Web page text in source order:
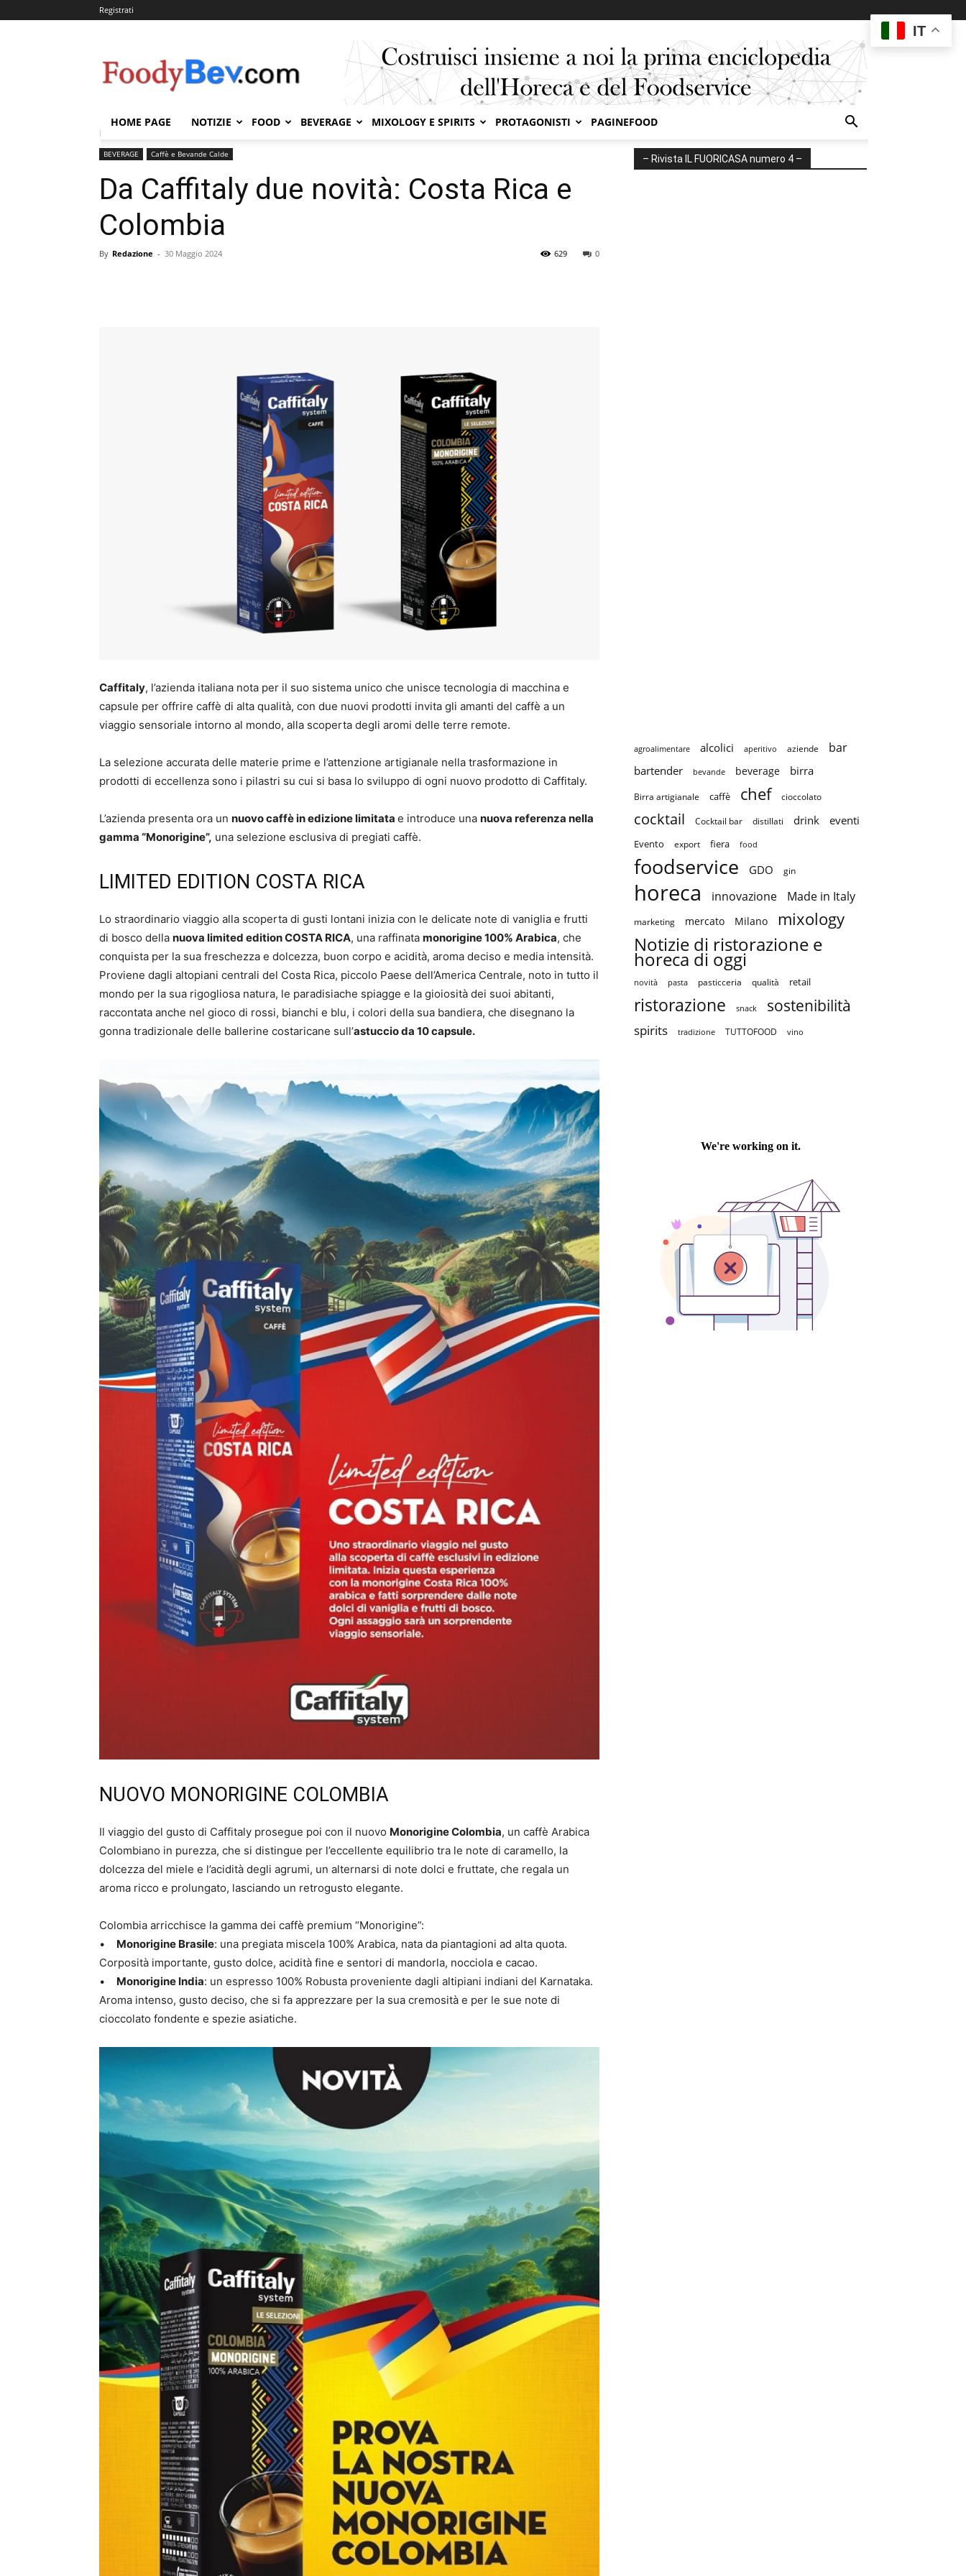
Registrati
HOME PAGE NOTIZIE FOOD BEVERAGE MIXOLOGY E SPIRITS PROTAGONISTI PAGINEFOOD
Home
BEVERAGE Caffè e Bevande Calde
Da Caffitaly due novità: Costa Rica e
Colombia
By Redazione - 30 Maggio 2024 0
629
Caffitaly, l’azienda italiana nota per il suo sistema unico che unisce tecnologia di macchina e
capsule per offrire caffè di alta qualità, con due nuovi prodotti invita gli amanti del caffè a un
viaggio sensoriale intorno al mondo, alla scoperta degli aromi delle terre remote.
La selezione accurata delle materie prime e l’attenzione artigianale nella trasformazione in
prodotti di eccellenza sono i pilastri su cui si basa lo sviluppo di ogni nuovo prodotto di Caffitaly.
L’azienda presenta ora un nuovo caffè in edizione limitata e introduce una nuova referenza nella
gamma “Monorigine”, una selezione esclusiva di pregiati caffè.
LIMITED EDITION COSTA RICA
Lo straordinario viaggio alla scoperta di gusti lontani inizia con le delicate note di vaniglia e frutti
di bosco della nuova limited edition COSTA RICA, una raffinata monorigine 100% Arabica, che
conquista per la sua freschezza e dolcezza, buon corpo e acidità, aroma deciso e media intensità.
Proviene dagli altopiani centrali del Costa Rica, piccolo Paese dell’America Centrale, noto in tutto il
mondo per la sua rigogliosa natura, le paradisiache spiagge e la gioiosità dei suoi abitanti,
raccontata anche nel gioco di rossi, bianchi e blu, i colori della sua bandiera, che disegnano la
gonna tradizionale delle ballerine costaricane sull’astuccio da 10 capsule.
NUOVO MONORIGINE COLOMBIA
Il viaggio del gusto di Caffitaly prosegue poi con il nuovo Monorigine Colombia, un caffè Arabica
Colombiano in purezza, che si distingue per l’eccellente equilibrio tra le note di caramello, la
dolcezza del miele e l’acidità degli agrumi, un alternarsi di note dolci e fruttate, che regala un
aroma ricco e prolungato, lasciando un retrogusto elegante.
Colombia arricchisce la gamma dei caffè premium “Monorigine”:
• Monorigine Brasile: una pregiata miscela 100% Arabica, nata da piantagioni ad alta quota.
Corposità importante, gusto dolce, acidità fine e sentori di mandorla, nocciola e cacao.
• Monorigine India: un espresso 100% Robusta proveniente dagli altipiani indiani del Karnataka.
Aroma intenso, gusto deciso, che si fa apprezzare per la sua cremosità e per le sue note di
cioccolato fondente e spezie asiatiche.
– Rivista IL FUORICASA numero 4 –
agroalimentare alcolici aperitivo aziende bar
bartender bevande beverage birra
Birra artigianale caffè chef cioccolato
cocktail Cocktail bar distillati drink eventi
Evento export fiera food
foodservice GDO gin
horeca innovazione Made in Italy
marketing mercato Milano mixology
Notizie di ristorazione e
horeca di oggi
novità pasta pasticceria qualità retail
ristorazione snack sostenibilità
spirits tradizione TUTTOFOOD vino
IT